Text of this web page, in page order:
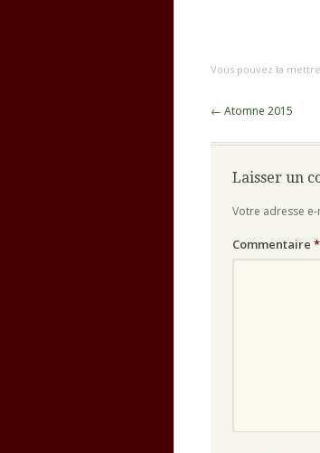
Vous pouvez la
Navigation
articles
← Atomne 2015
Laisser un
Votre adresse
Commentaire *